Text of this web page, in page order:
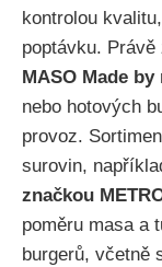
kontrolou
poptávku.
MASO Made by
nebo hotových
provoz.
surovin,
značkou
poměru masa a
burgerů, včetně